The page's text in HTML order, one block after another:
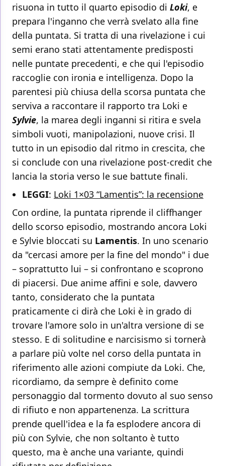
risuona in tutto il quarto episodio di Loki, e
prepara l'inganno che verrà svelato alla fine
della puntata. Si tratta di una rivelazione i cui
semi erano stati attentamente predisposti
nelle puntate precedenti, e che qui l'episodio
raccoglie con ironia e intelligenza. Dopo la
parentesi più chiusa della scorsa puntata che
serviva a raccontare il rapporto tra Loki e
Sylvie, la marea degli inganni si ritira e svela
simboli vuoti, manipolazioni, nuove crisi. Il
tutto in un episodio dal ritmo in crescita, che
si conclude con una rivelazione post-credit che
lancia la storia verso le sue battute finali.
LEGGI: Loki 1×03 “Lamentis”: la recensione
Con ordine, la puntata riprende il cliffhanger
dello scorso episodio, mostrando ancora Loki
e Sylvie bloccati su Lamentis. In uno scenario
da "cercasi amore per la fine del mondo" i due
– soprattutto lui – si confrontano e scoprono
di piacersi. Due anime affini e sole, davvero
tanto, considerato che la puntata
praticamente ci dirà che Loki è in grado di
trovare l'amore solo in un'altra versione di se
stesso. E di solitudine e narcisismo si tornerà
a parlare più volte nel corso della puntata in
riferimento alle azioni compiute da Loki. Che,
ricordiamo, da sempre è definito come
personaggio dal tormento dovuto al suo senso
di rifiuto e non appartenenza. La scrittura
prende quell'idea e la fa esplodere ancora di
più con Sylvie, che non soltanto è tutto
questo, ma è anche una variante, quindi